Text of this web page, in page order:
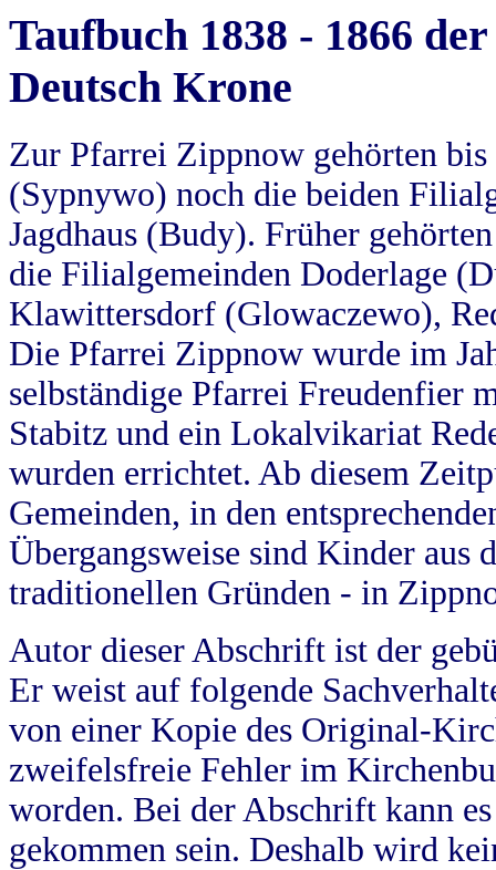
Taufbuch 1838 - 1866
Deutsch Krone
Zur Pfarrei Zippnow gehörten
(Sypnywo) noch die beiden
Jagdhaus (Budy). Früher
die Filialgemeinden Doderlage
Klawittersdorf (Glowaczewo),
Die Pfarrei Zippnow wurde im
selbständige Pfarrei Freudenfier
Stabitz und ein Lokalvikariat
wurden errichtet. Ab diesem
Gemeinden, in den
Übergangsweise sind Kinder aus
traditionellen Gründen - in
Autor dieser Abschrift ist der
Er weist auf folgende
von einer Kopie des Original-
zweifelsfreie Fehler im
worden. Bei der Abschrift kann
gekommen sein. Deshalb wird